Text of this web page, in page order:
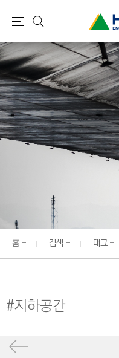
현
건
설
(
H
Y
U
N
E
N
메
뉴
검
색
홈 검색 태그